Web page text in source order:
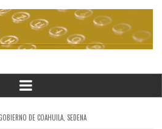
DE COAHUILA, SEDENA